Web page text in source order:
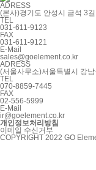
ADRESS
(본사)경기도 안성시 금석 3
TEL
031-611-9123
FAX
031-611-9121
E-Mail
sales@goelement.co.kr
ADRESS
(서울사무소)서울특별시 강
TEL
070-8859-7445
FAX
02-556-5999
E-Mail
ir@goelement.co.kr
개인정보처리방침
이메일 수신거부
COPYRIGHT 2022 GO